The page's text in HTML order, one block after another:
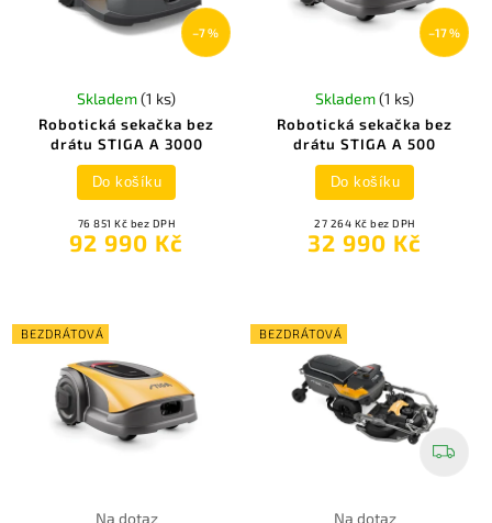
–7 %
Robotická sekačka bez
drátu STIGA A 3000
Skladem(1 ks)
76 851 Kč bez DPH
92 990 Kč
Do košíku
–17 %
Robotická sekačka bez
drátu STIGA A 500
Skladem(1 ks)
27 264 Kč bez DPH
32 990 Kč
Do košíku
BEZDRÁTOVÁ
Na dotaz
BEZDRÁTOVÁ
Na dotaz